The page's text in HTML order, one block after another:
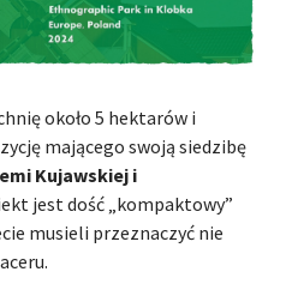
około 5 hektarów i
mającego swoją siedzibę
Kujawskiej i
jest dość „kompaktowy”
musieli przeznaczyć nie